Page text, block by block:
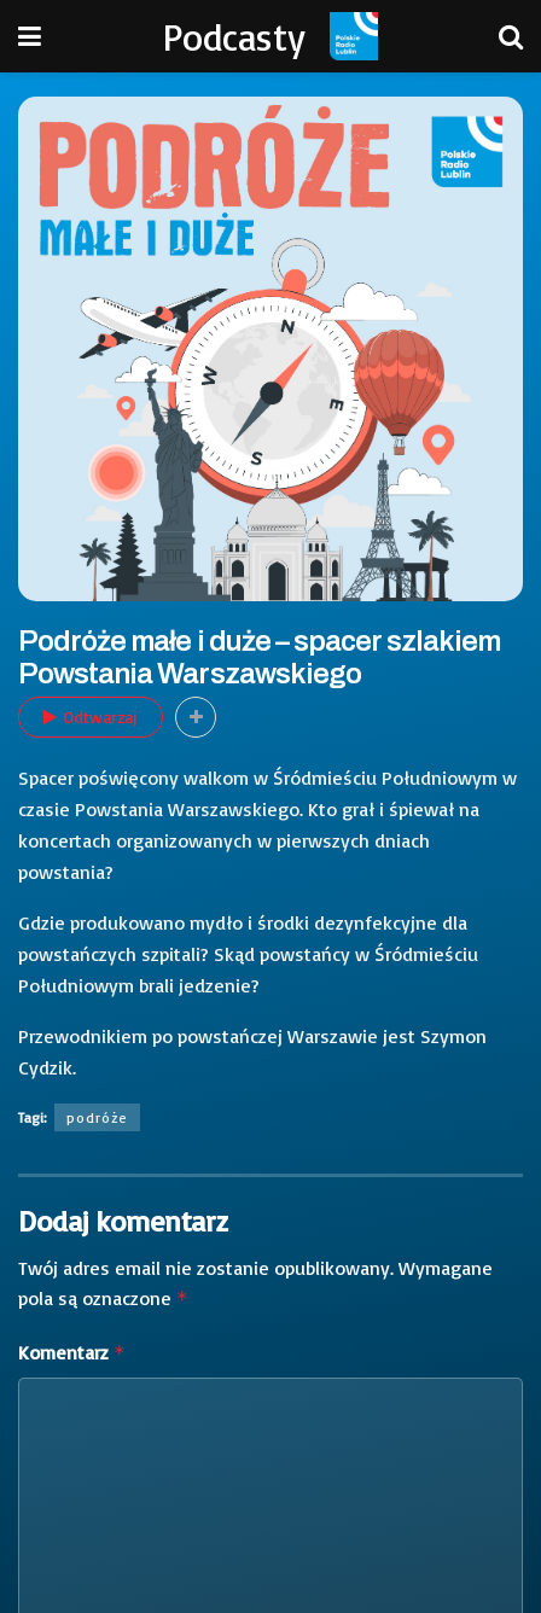
Podcasty
Podróże małe i duże – spacer szlakiem
Powstania Warszawskiego
Odtwarzaj
Spacer poświęcony walkom w Śródmieściu Południowym w
czasie Powstania Warszawskiego. Kto grał i śpiewał na
koncertach organizowanych w pierwszych dniach
powstania?
Gdzie produkowano mydło i środki dezynfekcyjne dla
powstańczych szpitali? Skąd powstańcy w Śródmieściu
Południowym brali jedzenie?
Przewodnikiem po powstańczej Warszawie jest Szymon
Cydzik.
Tagi: podróże
Dodaj komentarz
Twój adres email nie zostanie opublikowany. Wymagane
pola są oznaczone *
Komentarz *